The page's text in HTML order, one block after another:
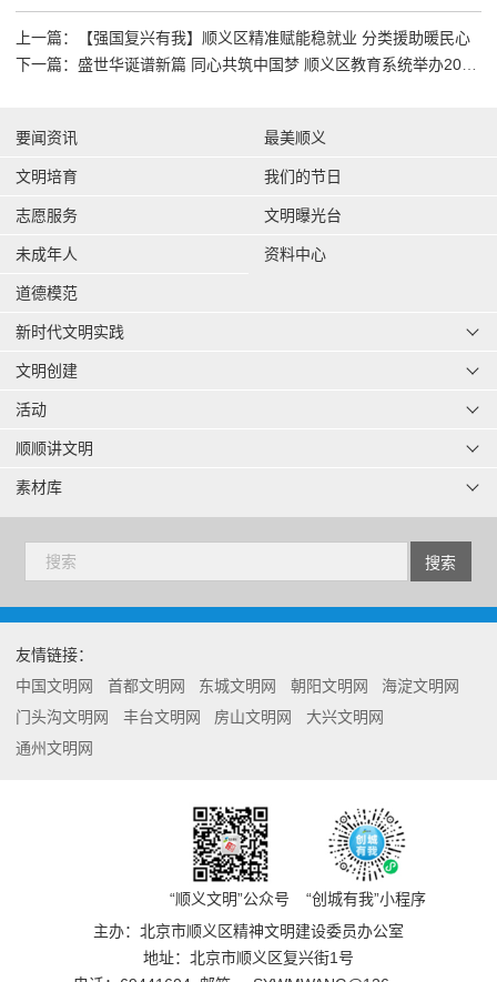
上一篇：【强国复兴有我】顺义区精准赋能稳就业 分类援助暖民心
下一篇：盛世华诞谱新篇 同心共筑中国梦 顺义区教育系统举办2025年国庆日主题活动
要闻资讯
文明培育
志愿服务
未成年人
道德模范
最美顺义
我们的节日
文明曝光台
资料中心
新时代文明实践
文明创建
活动
顺顺讲文明
素材库
友情链接：
中国文明网
首都文明网 东城文明网 朝阳文明网
海淀文明网
门头沟文明网
丰台文明网 房山文明网
大兴文明网
通州文明网
“顺义文明”公众号
“创城有我”小程序
主办：北京市顺义区精神文明建设委员办公室
地址：北京市顺义区复兴街1号